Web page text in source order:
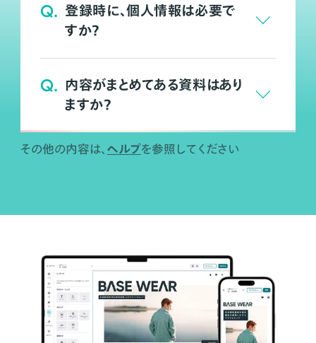
Q. 登録時に、個人情報は必要で
すか？
Q. 内容がまとめてある資料はあり
ますか？
その他の内容は、 ヘルプを参照してください